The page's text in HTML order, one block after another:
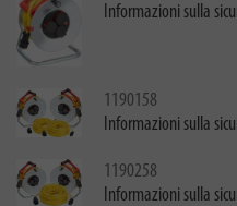
Informazioni sulla
1190158
Informazioni sulla
1190258
Informazioni sulla